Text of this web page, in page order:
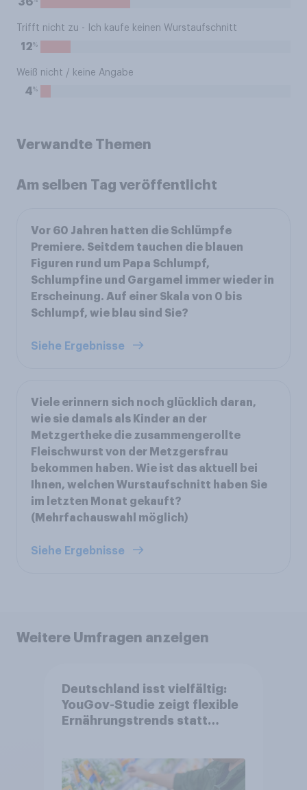
Trifft nicht zu - Ich kaufe keinen Wurstaufschnitt
12%
Weiß nicht / keine Angabe
4%
Verwandte Themen
Am selben Tag veröffentlicht
Vor 60 Jahren hatten die Schlümpfe
Premiere. Seitdem tauchen die blauen
Figuren rund um Papa Schlumpf,
Schlumpfine und Gargamel immer wieder in
Erscheinung. Auf einer Skala von 0 bis
Schlumpf, wie blau sind Sie?
Siehe Ergebnisse
Viele erinnern sich noch glücklich daran,
wie sie damals als Kinder an der
Metzgertheke die zusammengerollte
Fleischwurst von der Metzgersfrau
bekommen haben. Wie ist das aktuell bei
Ihnen, welchen Wurstaufschnitt haben Sie
im letzten Monat gekauft?
(Mehrfachauswahl möglich)
Siehe Ergebnisse
Weitere Umfragen anzeigen
Deutschland isst vielfältig:
YouGov-Studie zeigt flexible
Ernährungstrends statt